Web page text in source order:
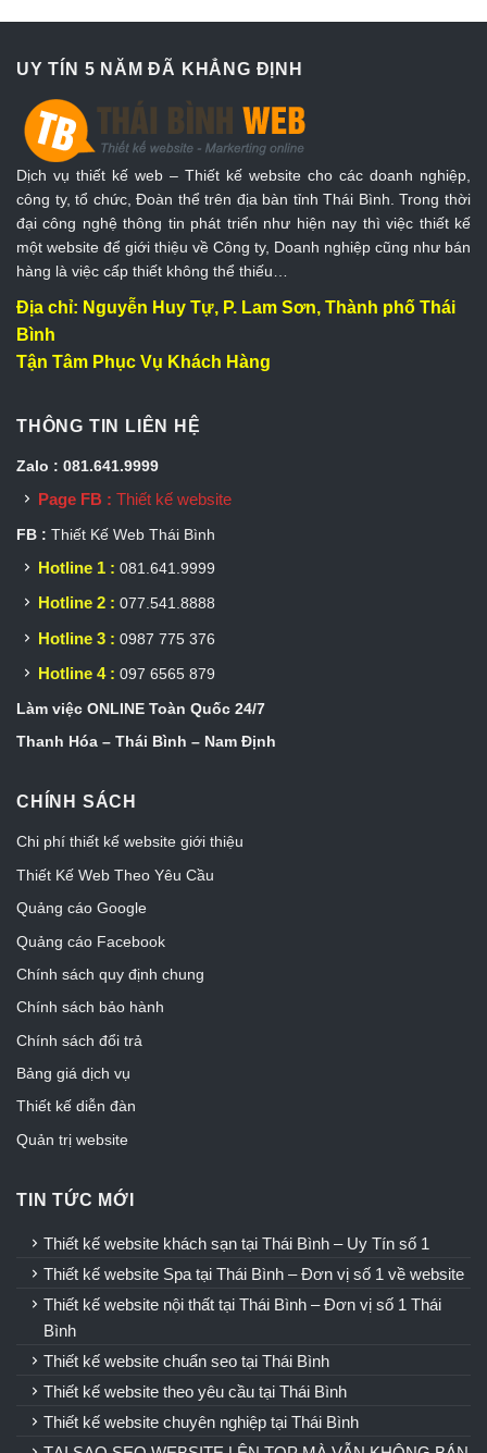
UY TÍN 5 NĂM ĐÃ KHẲNG ĐỊNH
Dịch vụ thiết kế web – Thiết kế website cho các doanh nghiệp,
công ty, tổ chức, Đoàn thể trên địa bàn tỉnh Thái Bình. Trong thời
đại công nghệ thông tin phát triển như hiện nay thì việc thiết kế
một website để giới thiệu về Công ty, Doanh nghiệp cũng như bán
hàng là việc cấp thiết không thể thiếu…
Địa chỉ: Nguyễn Huy Tự, P. Lam Sơn, Thành phố Thái
Bình
Tận Tâm Phục Vụ Khách Hàng
THÔNG TIN LIÊN HỆ
Zalo : 081.641.9999
Page FB : Thiết kế website
FB : Thiết Kế Web Thái Bình
Hotline 1 : 081.641.9999
Hotline 2 : 077.541.8888
Hotline 3 : 0987 775 376
Hotline 4 : 097 6565 879
Làm việc ONLINE Toàn Quốc 24/7
Thanh Hóa – Thái Bình – Nam Định
CHÍNH SÁCH
Chi phí thiết kế website giới thiệu
Thiết Kế Web Theo Yêu Cầu
Quảng cáo Google
Quảng cáo Facebook
Chính sách quy định chung
Chính sách bảo hành
Chính sách đổi trả
Bảng giá dịch vụ
Thiết kế diễn đàn
Quản trị website
TIN TỨC MỚI
Thiết kế website khách sạn tại Thái Bình – Uy Tín số 1
Thiết kế website Spa tại Thái Bình – Đơn vị số 1 về website
Thiết kế website nội thất tại Thái Bình – Đơn vị số 1 Thái
Bình
Thiết kế website chuẩn seo tại Thái Bình
Thiết kế website theo yêu cầu tại Thái Bình
Thiết kế website chuyên nghiệp tại Thái Bình